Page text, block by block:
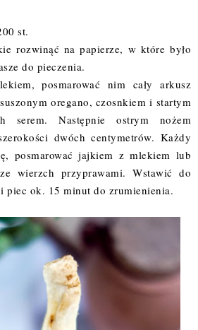
st.
rozwinąć na papierze, w które było
do pieczenia.
posmarować nim cały arkusz
oregano, czosnkiem i startym
serem. Następnie ostrym nożem
dwóch centymetrów. Każdy
posmarować jajkiem z mlekiem lub
wierzch przyprawami. Wstawić do
piec ok. 15 minut do zrumienienia.